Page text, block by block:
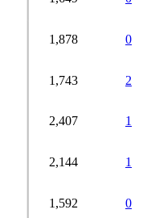
0
1,878
2
1,743
1
2,407
1
2,144
0
1,592